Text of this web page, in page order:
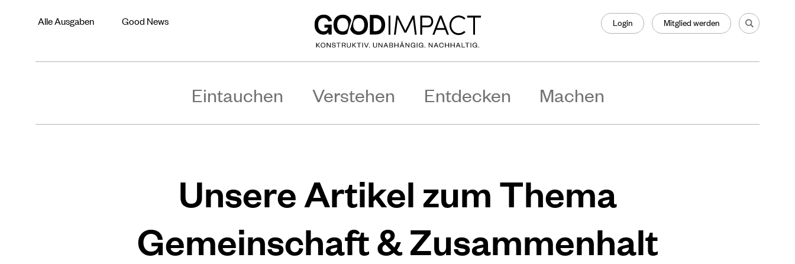
Alle Ausgaben Good News Login Mitglied werden
Eintauchen Verstehen Entdecken Machen
Unsere Artikel zum Thema
Gemeinschaft & Zusammenhalt